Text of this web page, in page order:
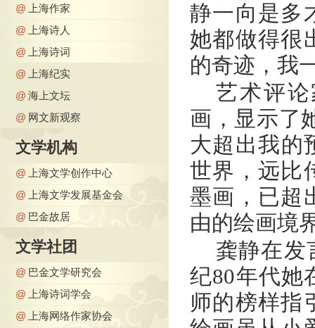
@
上海作家
@
上海诗人
@
上海诗词
@
上海纪实
@ 海上文坛
@ 网文新观察
文学机构
@
上海文学创作中心
@
上海文学发展基金会
@ 巴金故居
文学社团
@ 巴金文学研究会
@
上海诗词学会
@
上海网络作家协会
静一向是多
她都做得很
的奇迹，我
艺术评
画，显示了
大超出我
世界，远比
墨画，已超
由的绘画境
龚静在发
纪80年代她
师的榜样指